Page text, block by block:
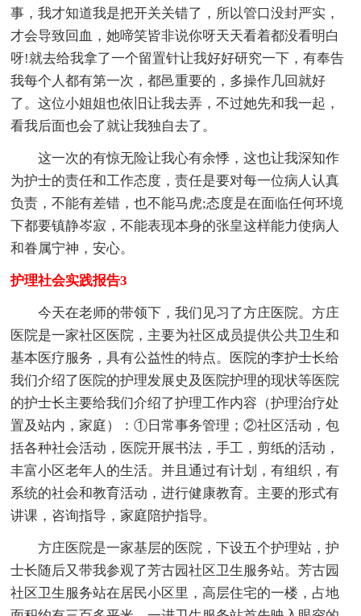
事，我才知道我是把开关关错了，所以管口没封严实，
才会导致回血，她啼笑皆非说你呀天天看着都没看明白
呀!就去给我拿了一个留置针让我好好研究一下，有奉告
我每个人都有第一次，都邑重要的，多操作几回就好
了。这位小姐姐也依旧让我去弄，不过她先和我一起，
看我后面也会了就让我独自去了。
这一次的有惊无险让我心有余悸，这也让我深知作
为护士的责任和工作态度，责任是要对每一位病人认真
负责，不能有差错，也不能马虎;态度是在面临任何环境
下都要镇静岑寂，不能表现本身的张皇这样能力使病人
和眷属宁神，安心。
护理社会实践报告3
今天在老师的带领下，我们见习了方庄医院。方庄
医院是一家社区医院，主要为社区成员提供公共卫生和
基本医疗服务，具有公益性的特点。医院的李护士长给
我们介绍了医院的护理发展史及医院护理的现状等医院
的护士长主要给我们介绍了护理工作内容（护理治疗处
置及站内，家庭）：①日常事务管理；②社区活动，包
括各种社会活动，医院开展书法，手工，剪纸的活动，
丰富小区老年人的生活。并且通过有计划，有组织，有
系统的社会和教育活动，进行健康教育。主要的形式有
讲课，咨询指导，家庭陪护指导。
方庄医院是一家基层的医院，下设五个护理站，护
士长随后又带我参观了芳古园社区卫生服务站。芳古园
社区卫生服务站在居民小区里，高层住宅的一楼，占地